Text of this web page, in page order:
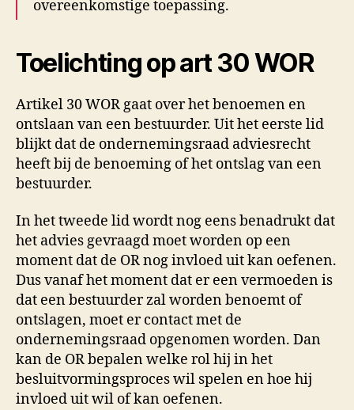
overeenkomstige toepassing.
Toelichting op art 30 WOR
Artikel 30 WOR gaat over het benoemen en
ontslaan van een bestuurder. Uit het eerste lid
blijkt dat de ondernemingsraad adviesrecht
heeft bij de benoeming of het ontslag van een
bestuurder.
In het tweede lid wordt nog eens benadrukt dat
het advies gevraagd moet worden op een
moment dat de OR nog invloed uit kan oefenen.
Dus vanaf het moment dat er een vermoeden is
dat een bestuurder zal worden benoemt of
ontslagen, moet er contact met de
ondernemingsraad opgenomen worden. Dan
kan de OR bepalen welke rol hij in het
besluitvormingsproces wil spelen en hoe hij
invloed uit wil of kan oefenen.